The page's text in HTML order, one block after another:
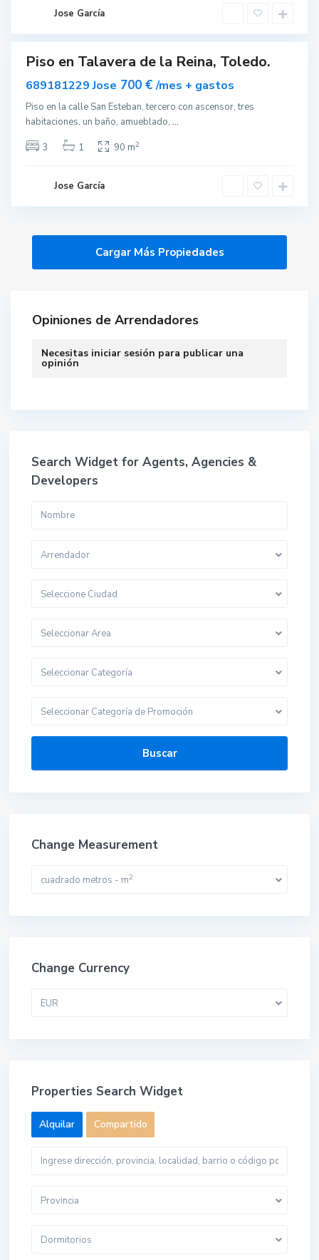
Jose García
a
Piso en Talavera de la Reina, Toledo.
689181229 Jose 700 €/mes + gastos
Piso en la calle San Esteban, tercero con ascensor, tres
habitaciones, un baño, amueblado, ...
3
1 90 m2
Jose García
Opiniones de Arrendadores
Necesitas iniciar sesión para publicar una
opinión
Search Widget for Agents, Agencies &
Developers
Arrendador
Seleccione Ciudad
Seleccionar Area
Seleccionar Categoría
Seleccionar Categoría de Promoción
Buscar
Change Measurement
cuadrado metros - m2
Change Currency
EUR
Properties Search Widget
Alquilar Compartido
Provincia
Dormitorios